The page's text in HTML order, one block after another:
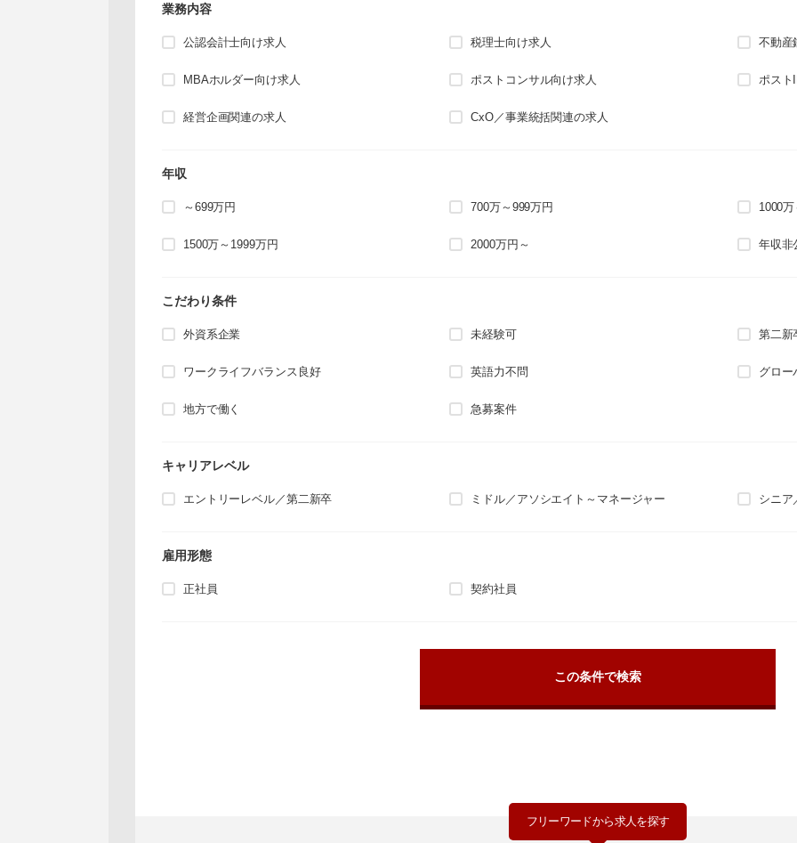
業務内容
公認会計士向け求人 税理士向け求人 不動産
MBAホルダー向け求人 ポストコンサル向け求人 ポスト
経営企画関連の求人 CxO／事業統括関連の求人
年収
～699万円 700万～999万円 1000
1500万～1999万円 2000万円～ 年収非
こだわり条件
外資系企業 未経験可 第二新
ワークライフバランス良好 英語力不問 グロー
地方で働く 急募案件
キャリアレベル
エントリーレベル／第二新卒 ミドル／アソシエイト～マネージャー シニア
雇用形態
正社員 契約社員
フリーワードから求人を探す